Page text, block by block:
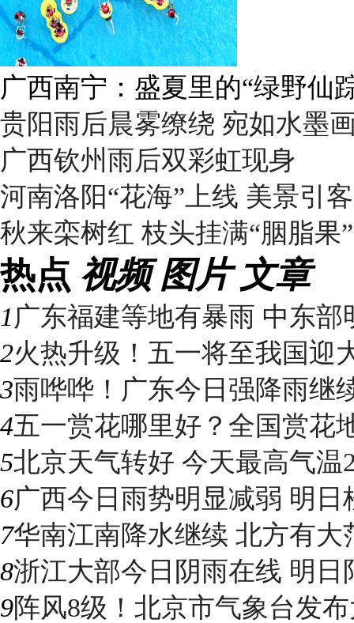
广西南宁：盛夏里的“绿野仙
贵阳雨后晨雾缭绕 宛如水墨
广西钦州雨后双彩虹现身
河南洛阳“花海”上线 美景引
秋来栾树红 枝头挂满“胭脂果”
热点 视频 图片 文章
1 广东福建等地有暴雨 中东部
2火热升级！五一将至我国迎
3雨哗哗！广东今日强降雨继
4五一赏花哪里好？全国赏花
5北京天气转好 今天最高气
6广西今日雨势明显减弱 明日
7华南江南降水继续 北方有大
8浙江大部今日阴雨在线 明日
9阵风8级！北京市气象台发